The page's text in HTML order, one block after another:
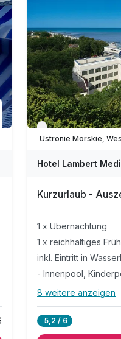
Verfügbar bis
Hotel Lambert
Kurzurlaub -
1 x Übernachtung
1 x reichhaltiges
inkl. Eintritt in
Alle
8 weitere anzeigen
5,2 / 6